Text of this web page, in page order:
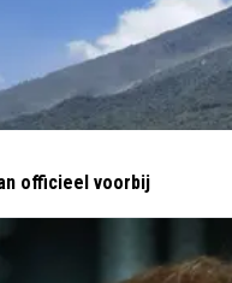
officieel voorbij